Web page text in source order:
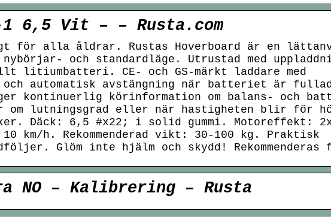
1 6,5 Vit – – Rusta.com
för alla åldrar. Rustas Hoverboard är en
och standardläge. Utrustad med
litiumbatteri. CE- och GS-märkt laddare med
och automatisk avstängning när batteriet är
kontinuerlig körinformation om balans- och
om lutningsgrad eller när hastigheten blir för
Däck: 6,5 #x22; i solid gummi. Motoreffekt:
km/h. Rekommenderad vikt: 30-100 kg. Praktisk
Glöm inte hjälm och skydd!
NO – Kalibrering – Rusta